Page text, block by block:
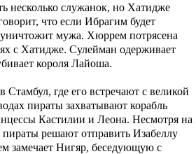
несколько служанок, но Хатидже
что если Ибрагим будет
уничтожит мужа. Хюррем потрясена
с Хатидже. Сулейман одерживает
короля Лайоша.
Стамбул, где его встречают с великой
пираты захватывают корабль
Кастилии и Леона. Несмотря на
решают отправить Изабеллу
замечает Нигяр, беседующую с